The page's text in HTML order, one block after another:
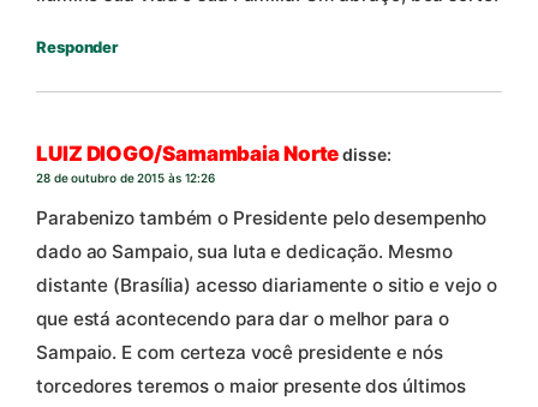
Responder
LUIZ DIOGO/Samambaia Nortedisse:
28 de outubro de 2015 às 12:26
Parabenizo também o Presidente pelo desempenho
dado ao Sampaio, sua luta e dedicação. Mesmo
distante (Brasília) acesso diariamente o sitio e vejo o
que está acontecendo para dar o melhor para o
Sampaio. E com certeza você presidente e nós
torcedores teremos o maior presente dos últimos